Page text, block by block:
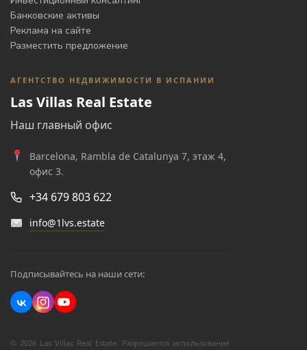
Банковские активы
Реклама на сайте
Разместить предложение
АГЕНТСТВО НЕДВИЖИМОСТИ В ИСПАНИИ
Las Villas Real Estate
Наш главный офис
Barcelona, Rambla de Catalunya 7, этаж 4,
офис 3.
+34 679 803 622
info@1lvs.estate
Подписывайтесь на наши сети:
© 2026 Las Villas Real Estate. Разрешается использование